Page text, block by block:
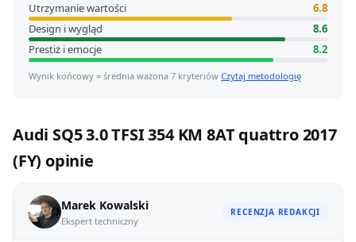
Utrzymanie wartości
6.8
Design i wygląd
8.6
Prestiż i emocje
8.2
Wynik końcowy = średnia ważona 7 kryteriów Czytaj metodologię
Audi SQ5 3.0 TFSI 354 KM 8AT quattro 2017
(FY) opinie
Marek Kowalski
Ekspert techniczny
RECENZJA REDAKCJI